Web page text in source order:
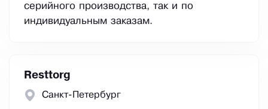
серийного производства, так и по
индивидуальным заказам.
Resttorg
Санкт-Петербург